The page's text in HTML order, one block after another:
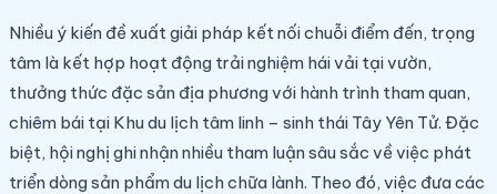
Nhiều ý kiến đề xuất giải pháp kết nối chuỗi điểm đến, trọng
tâm là kết hợp hoạt động trải nghiệm hái vải tại vườn,
thưởng thức đặc sản địa phương với hành trình tham quan,
chiêm bái tại Khu du lịch tâm linh – sinh thái Tây Yên Tử. Đặc
biệt, hội nghị ghi nhận nhiều tham luận sâu sắc về việc phát
triển dòng sản phẩm du lịch chữa lành. Theo đó, việc đưa các